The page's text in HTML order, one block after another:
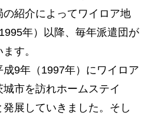
紹介によってワイロア地
年）以降、毎年派遣団が
す。
9年（1997年）にワイロア
市を訪れホームステイ
展していきました。そし